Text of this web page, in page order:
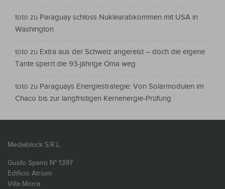
toto zu Paraguay schloss Nuklearabkommen mit USA in
Washington
toto zu Extra aus der Schweiz angereist – doch die eigene
Tante sperrt die 93-jährige Oma weg
toto zu Paraguays Energiestrategie: Von Solarmodulen im
Chaco bis zur langfristigen Kernenergie-Prüfung
Mediablock S.R.L.
Guido Spano N° 1397
Edificio Atrium
Villa Morra